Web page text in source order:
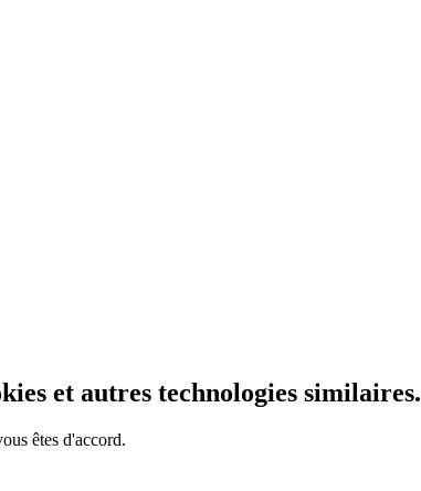
et autres technologies similaires.
êtes d'accord.